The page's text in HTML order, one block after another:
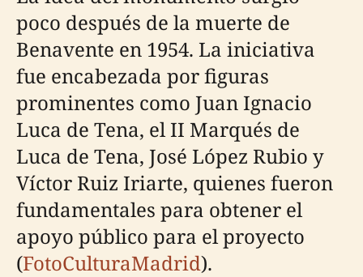
poco después de la muerte de
Benavente en 1954. La iniciativa
fue encabezada por figuras
prominentes como Juan Ignacio
Luca de Tena, el II Marqués de
Luca de Tena, José López Rubio y
Víctor Ruiz Iriarte, quienes fueron
fundamentales para obtener el
apoyo público para el proyecto
(FotoCulturaMadrid).